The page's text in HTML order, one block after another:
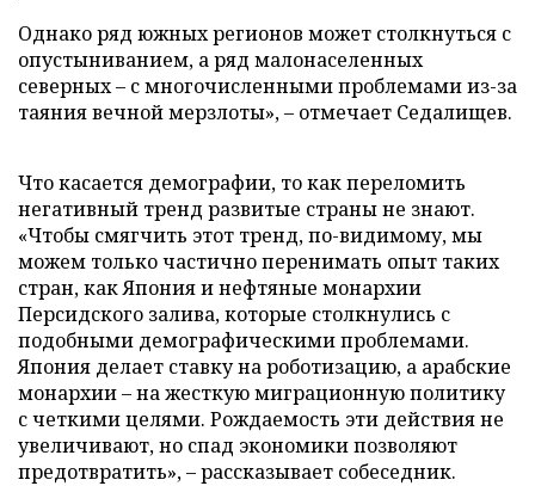
Однако ряд южных регионов может столкнуться с
опустыниванием, а ряд малонаселенных
северных – с многочисленными проблемами из-за
таяния вечной мерзлоты», – отмечает Седалищев.
Что касается демографии, то как переломить
негативный тренд развитые страны не знают.
«Чтобы смягчить этот тренд, по-видимому, мы
можем только частично перенимать опыт таких
стран, как Япония и нефтяные монархии
Персидского залива, которые столкнулись с
подобными демографическими проблемами.
Япония делает ставку на роботизацию, а арабские
монархии – на жесткую миграционную политику
с четкими целями. Рождаемость эти действия не
увеличивают, но спад экономики позволяют
предотвратить», – рассказывает собеседник.